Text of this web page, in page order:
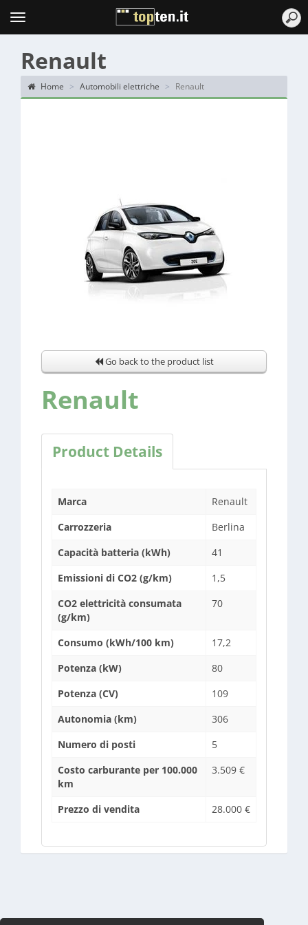
Topten
Menu
Renault
Home Automobili elettriche Renault
Go back to the product list
Renault
Product Details
Marca
Renault
Carrozzeria
Berlina
Capacità batteria (kWh)
41
Emissioni di CO2 (g/km)
1,5
CO2 elettricità consumata
(g/km)
70
Consumo (kWh/100 km)
17,2
Potenza (kW)
80
Potenza (CV)
109
Autonomia (km)
306
Numero di posti
5
Costo carburante per 100.000
km
3.509 €
Prezzo di vendita 28.000 €